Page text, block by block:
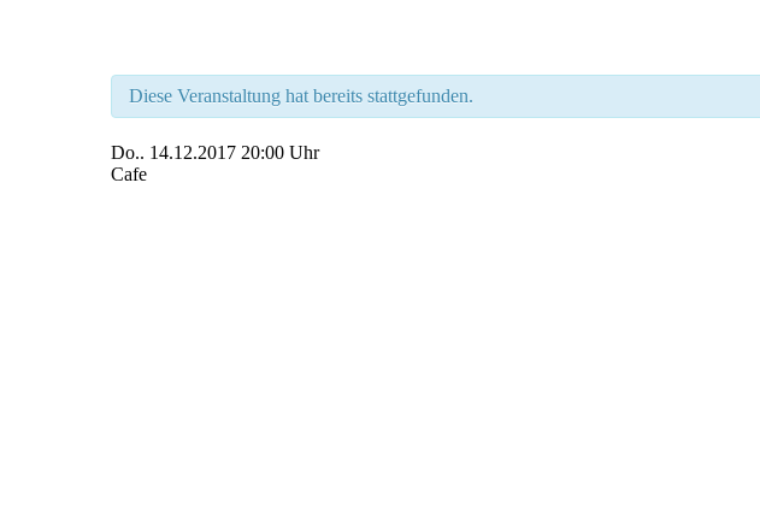
Diese Veranstaltung hat bereits stattgefunden.
Do.. 14.12.2017 20:00 Uhr
Cafe